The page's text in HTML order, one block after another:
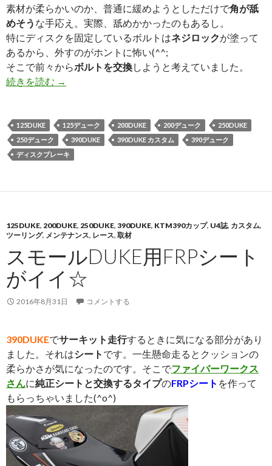
素材が柔らかいのか、普通に緩めようとしただけで角が舐
めそう な手応え。実際、舐めかかったのもあるし。
特にディスクを固定しているボルトはネジロックが塗って
あるから、外すのがホントに怖い(^^;
そこで前々からボルトを交換しようと考えていました。
続きを読む リヤディスク固定ボルト交換！
→
125DUKE 125デューク 200DUKE 200デューク
250DUKE
250デューク
390DUKE 390DUKE カスタム
390デューク
ディスクブレーキ
125DUKE, 200DUKE, 250DUKE, 390DUKE, KTM390カップ, U4誌, カスタム,
ツーリング, メンテナンス, レース, 取材
スモールDUKE用FRPシート
がイイ☆
2016年8月31日 コメントする
390DUKEでサーキット走行するときに気になる部分があり
ました。それはシート です。一生懸命走るとクッションの
柔らかさが気になったのです。そこでファイバーワークス
さんに純正シートと交換するタイプのFRPシート を作って
もらっちゃいました(^o^)